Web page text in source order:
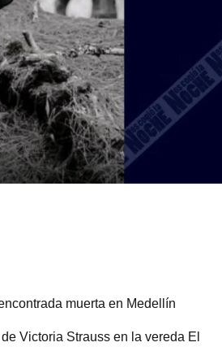
muerta en Medellín
Victoria Strauss en la vereda El